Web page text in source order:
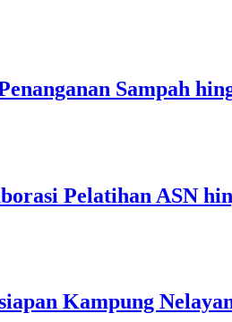
Sampah
Pelatihan ASN
Kampung